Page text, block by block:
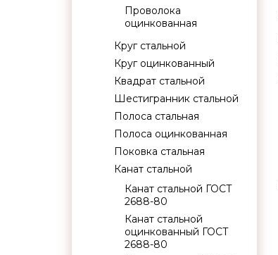
Проволока
оцинкованная
Круг стальной
Круг оцинкованный
Квадрат стальной
Шестигранник стальной
Полоса стальная
Полоса оцинкованная
Поковка стальная
Канат стальной
Канат стальной ГОСТ
2688-80
Канат стальной
оцинкованный ГОСТ
2688-80